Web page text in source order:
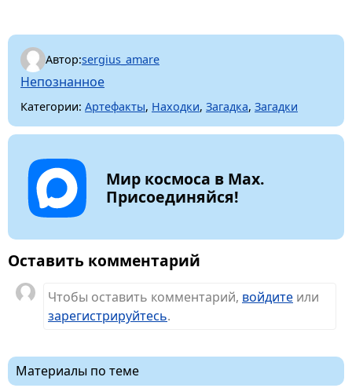
Автор:sergius_amare
Непознанное
Категории: Артефакты, Находки, Загадка, Загадки
Мир космоса в Max.
Присоединяйся!
Оставить комментарий
Чтобы оставить комментарий, войдите или
зарегистрируйтесь.
Материалы по теме